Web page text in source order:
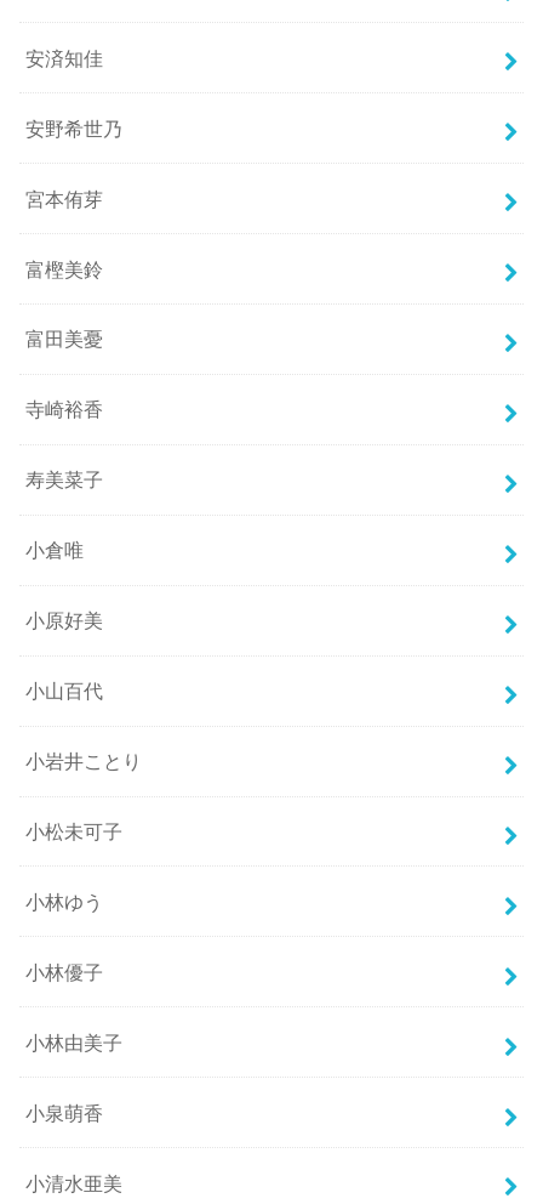
安済知佳
安野希世乃
宮本侑芽
富樫美鈴
富田美憂
寺崎裕香
寿美菜子
小倉唯
小原好美
小山百代
小岩井ことり
小松未可子
小林ゆう
小林優子
小林由美子
小泉萌香
小清水亜美